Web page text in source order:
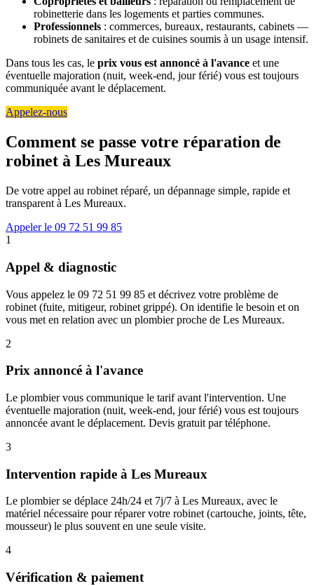
robinetterie dans les logements et parties communes.
Professionnels : commerces, bureaux, restaurants, cabinets —
robinets de sanitaires et de cuisines soumis à un usage intensif.
Dans tous les cas, le prix vous est annoncé à l'avance et une
éventuelle majoration (nuit, week-end, jour férié) vous est toujours
communiquée avant le déplacement.
Appelez-nous
Comment se passe votre réparation de
robinet à Les Mureaux
De votre appel au robinet réparé, un dépannage simple, rapide et
transparent à Les Mureaux.
Appeler le 09 72 51 99 85
1
Appel & diagnostic
Vous appelez le 09 72 51 99 85 et décrivez votre problème de
robinet (fuite, mitigeur, robinet grippé). On identifie le besoin et on
vous met en relation avec un plombier proche de Les Mureaux.
2
Prix annoncé à l'avance
Le plombier vous communique le tarif avant l'intervention. Une
éventuelle majoration (nuit, week-end, jour férié) vous est toujours
annoncée avant le déplacement. Devis gratuit par téléphone.
3
Intervention rapide à Les Mureaux
Le plombier se déplace 24h/24 et 7j/7 à Les Mureaux, avec le
matériel nécessaire pour réparer votre robinet (cartouche, joints, tête,
mousseur) le plus souvent en une seule visite.
4
Vérification & paiement